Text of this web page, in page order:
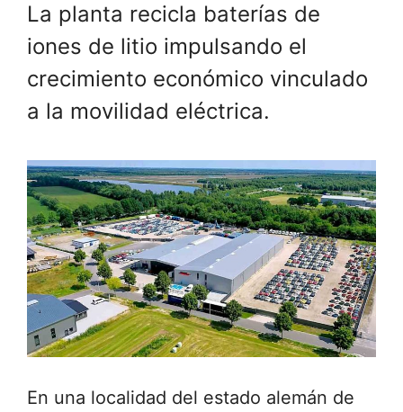
La planta recicla baterías de
iones de litio impulsando el
crecimiento económico vinculado
a la movilidad eléctrica.
En una localidad del estado alemán de